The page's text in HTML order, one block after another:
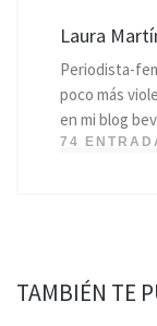
Laura
Periodista-
poco más
en mi blog
74
TAMBIÉN TE